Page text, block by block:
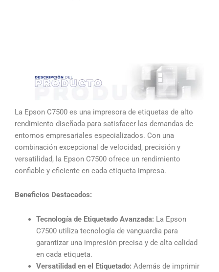
La Epson C7500 es una impresora de etiquetas de alto
rendimiento diseñada para satisfacer las demandas de
entornos empresariales especializados. Con una
combinación excepcional de velocidad, precisión y
versatilidad, la Epson C7500 ofrece un rendimiento
confiable y eficiente en cada etiqueta impresa.
Beneficios Destacados:
Tecnología de Etiquetado Avanzada: La Epson
C7500 utiliza tecnología de vanguardia para
garantizar una impresión precisa y de alta calidad
en cada etiqueta.
Versatilidad en el Etiquetado: Además de imprimir